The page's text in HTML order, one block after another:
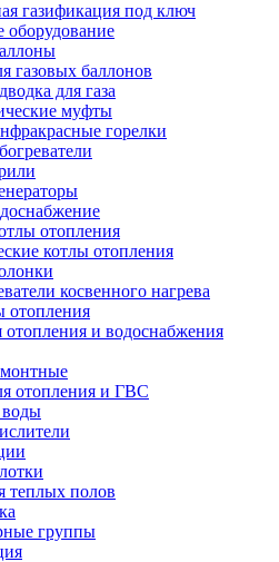
газификация под ключ
оборудование
газовых баллонов
для газа
муфты
горелки
отопления
котлы отопления
косвенного нагрева
отопления
отопления и водоснабжения
отопления и ГВС
теплых полов
группы